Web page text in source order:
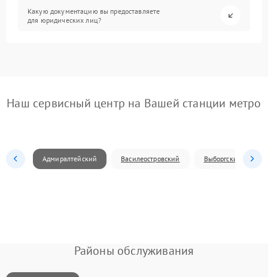
Какую документацию вы предоставляете
для юридических лиц?
Наш сервисный центр на Вашей станции метро
Адмиралтейский Василеостровский Выборгский
Районы обслуживания